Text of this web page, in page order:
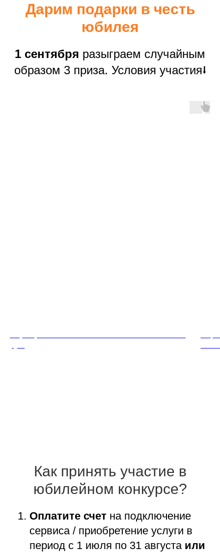
Дарим подарки в честь
юбилея
1 сентября разыграем случайным
образом 3 приза. Условия участия⭣
Как принять участие в
юбилейном конкурсе?
Оплатите счет на подключение
сервиса / приобретение услуги в
период с 1 июля по 31 августа или